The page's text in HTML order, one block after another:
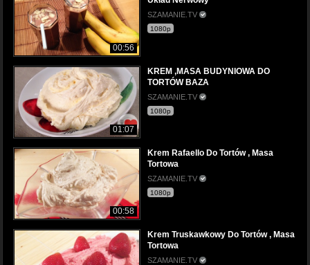
00:56
SZAMANIE.TV
1080p
01:07
KREM ,MASA BUDYNIOWA DO
TORTÓW BAZA
SZAMANIE.TV
1080p
00:58
Krem Rafaello Do Tortów , Masa
Tortowa
SZAMANIE.TV
1080p
Krem Truskawkowy Do Tortów , Masa
Tortowa
SZAMANIE.TV